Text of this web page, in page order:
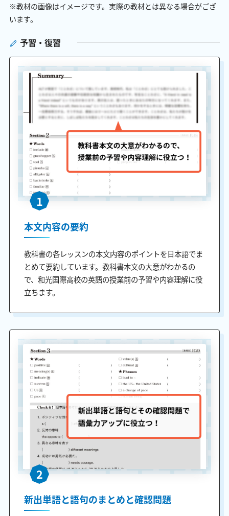
※教材の画像はイメージです。実際の教材とは異なる場合がござ
います。
予習・復習
1
本文内容の要約
教科書の各レッスンの本文内容のポイントを日本語でま
とめて要約しています。教科書本文の大意がわかるの
で、和光国際高校の英語の授業前の予習や内容理解に役
立ちます。
2
新出単語と語句のまとめと確認問題